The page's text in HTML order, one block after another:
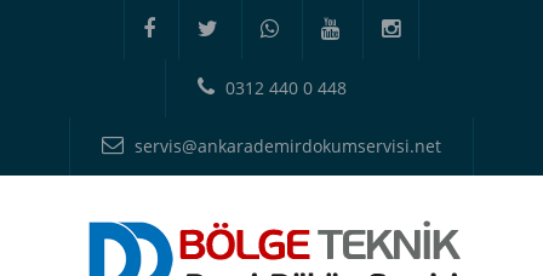
0312 440 0 448
servis@ankarademirdokumservisi.net